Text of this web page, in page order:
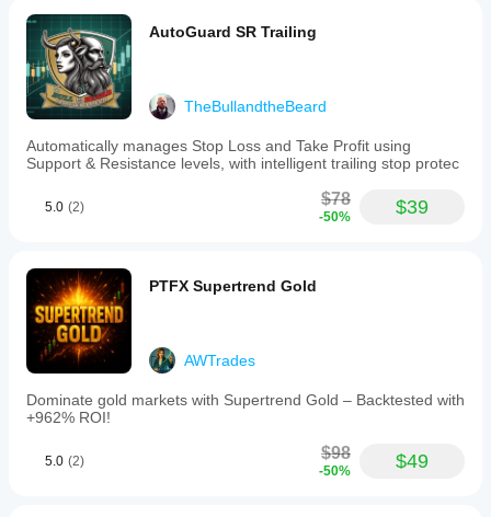
lịch sử
thị
trường
trên ứng
dụng
cTrader
Windows
và Mac.
sử
dụng
tệp
tối
ưu
hóa
cung
cấp.
suất có
thể
thay
đổi tùy
thuộc
vào
kiện
của
môi
chênh
lệch và
chất
lượng
khớp
lệnh.
thử
nghiệm
trong
AutoGuard SR Trailing
TheBullandtheBeard
Automatically manages Stop Loss and Take Profit using
Support & Resistance levels, with intelligent trailing stop protec
5.0 (2) $78
-50% $39
PTFX Supertrend Gold
AWTrades
Dominate gold markets with Supertrend Gold – Backtested with
+962% ROI!
5.0 (2) $98
-50% $49